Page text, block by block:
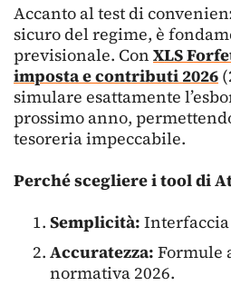
Accanto al test di
sicuro del regime, è
previsionale. Con XLS
imposta e contributi 2026
simulare esattamente
prossimo anno,
tesoreria impeccabile.
Perché scegliere i tool di
Semplicità:
Accuratezza: Formule
normativa 2026.